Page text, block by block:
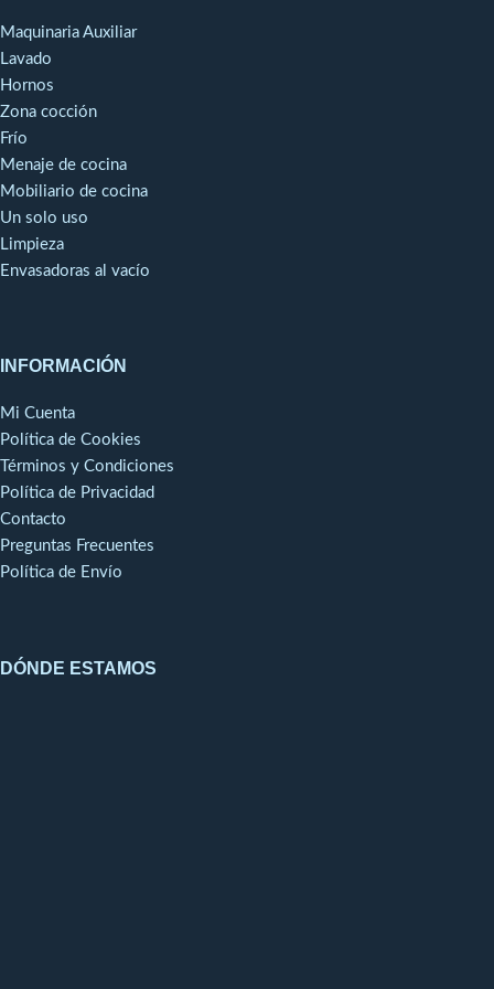
Maquinaria Auxiliar
Lavado
Hornos
Zona cocción
Frío
Menaje de cocina
Mobiliario de cocina
Un solo uso
Limpieza
Envasadoras al vacío
INFORMACIÓN
Mi Cuenta
Política de Cookies
Términos y Condiciones
Política de Privacidad
Contacto
Preguntas Frecuentes
Política de Envío
DÓNDE ESTAMOS